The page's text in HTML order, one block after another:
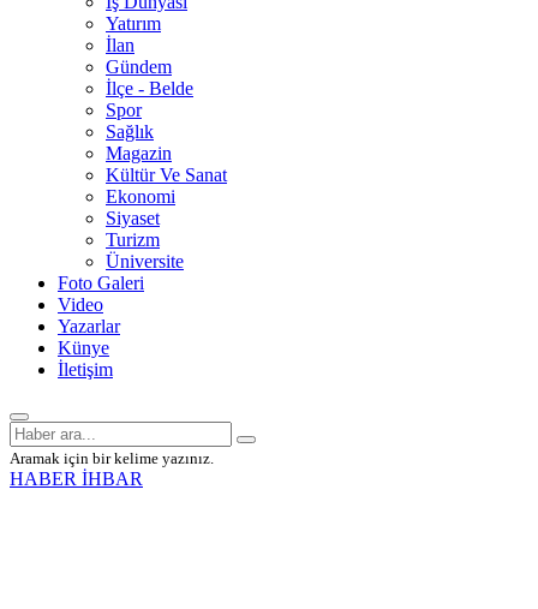
Yatırım
İlan
Gündem
İlçe - Belde
Spor
Sağlık
Magazin
Kültür Ve Sanat
Ekonomi
Siyaset
Turizm
Üniversite
Foto Galeri
Video
Yazarlar
Künye
İletişim
Aramak için bir kelime yazınız.
HABER İHBAR